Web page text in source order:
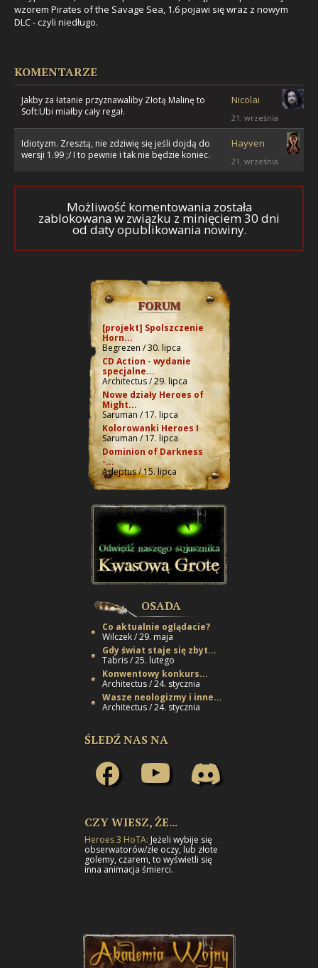
wzorem Pirates of the Savage Sea, 1.6 pojawi się wraz z nowym
DLC - czyli niedługo.
KOMENTARZE
Nicolai
21. września
Jakby za łatanie przyznawaliby Złotą Malinę to
Soft:Ubi miałby cały regał.
Hayven
21. września
Idiotyzm. Zresztą, nie zdziwię się jeśli dojdą do
wersji 1.99 ;/ I to pewnie i tak nie będzie koniec.
Możliwość komentowania została
zablokowana w związku z minięciem 30 dni
od daty opublikowania nowiny.
FORUM
[projekt] Spolszczenie
Horn...
Begrezen / 30. lipca
CD Action - wydanie
specjalne...
Architectus / 29. lipca
Nowe działy Heroes of
Might...
Saruman / 17. lipca
Kolorowanki Heroes I
Saruman / 17. lipca
Dominion of Darkness
-...
Adeptus / 15. lipca
OSADA
Co aktualnie oglądacie?
Wilczek / 29. maja
Gdy świat staje się zbyt...
Tabris / 25. lutego
Konwentowy konkurs...
Architectus / 24. stycznia
Wasze neologizmy i inne...
Architectus / 24. stycznia
ŚLEDŹ NAS NA
CZY WIESZ, ŻE...
Heroes 3 HoTA: Jeżeli wybije się
obserwatorów/złe oczy, lub złote
golemy, czarem, to wyświetli się
inna animacja śmierci.